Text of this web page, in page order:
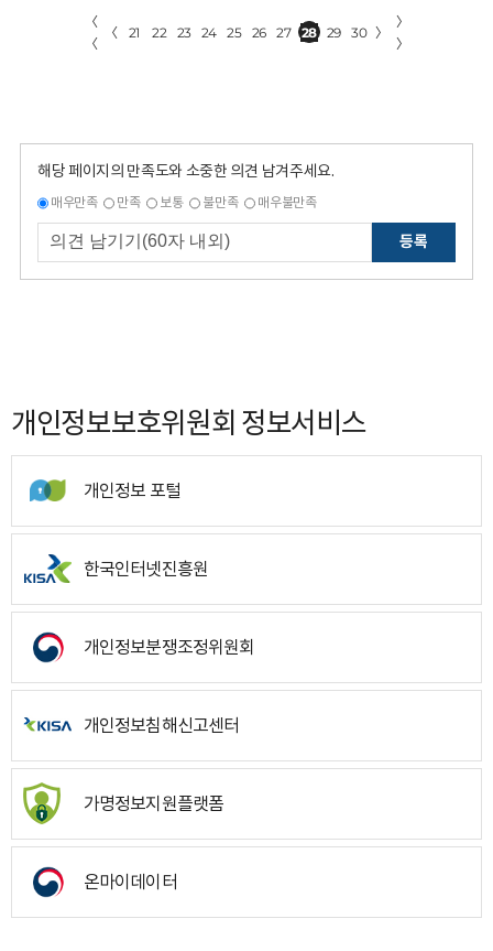
〈
〈
〈 21 22 23 24 25 26 27 28 29 30 〉
〉
〉
해당 페이지의 만족도와 소중한 의견 남겨주세요.
매우만족 만족 보통 불만족 매우불만족
등록
개인정보보호위원회 정보서비스
개인정보 포털
한국인터넷진흥원
개인정보분쟁조정위원회
개인정보침해신고센터
가명정보지원플랫폼
온마이데이터